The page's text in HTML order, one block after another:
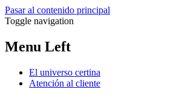
Pasar al contenido principal
Toggle navigation
Menu Left
El universo certina
Atención al cliente